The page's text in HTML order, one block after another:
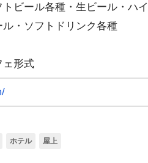
ビール各種・生ビール・ハ
・ソフトドリンク各種
形式
ホテル 屋上